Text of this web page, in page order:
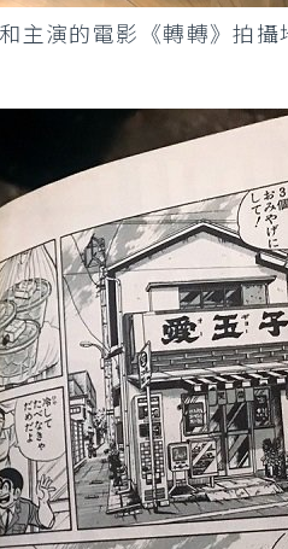
主演的電影《轉轉》拍